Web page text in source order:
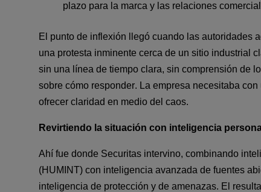
plazo para la marca y las relaciones
El punto de inflexión llegó cuando las autoridades
una protesta inminente cerca de un sitio industrial
sin una línea de tiempo clara, sin comprensión de
sobre cómo responder. La empresa necesitaba
ofrecer claridad en medio del caos.
Revirtiendo la situación con inteligencia
Ahí fue donde Securitas intervino, combinando
(HUMINT) con inteligencia avanzada de fuentes
inteligencia de protección y de amenazas. El